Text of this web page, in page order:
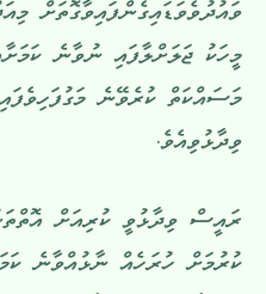
ވައުދުވެވަޑައިގެންފައިވާގޮތަށް
މީހަކު ޖަލަށްލާފައި ނުވާނެ
މަސައްކަތް ކުރެވޭނެ
ވިދާޅުވިއެވެ.
ރައީސް ވިދާޅުވީ ކުރިއަށް
ކުރުމަށް ހުރަހެއް ނާޅުއްވާނެ